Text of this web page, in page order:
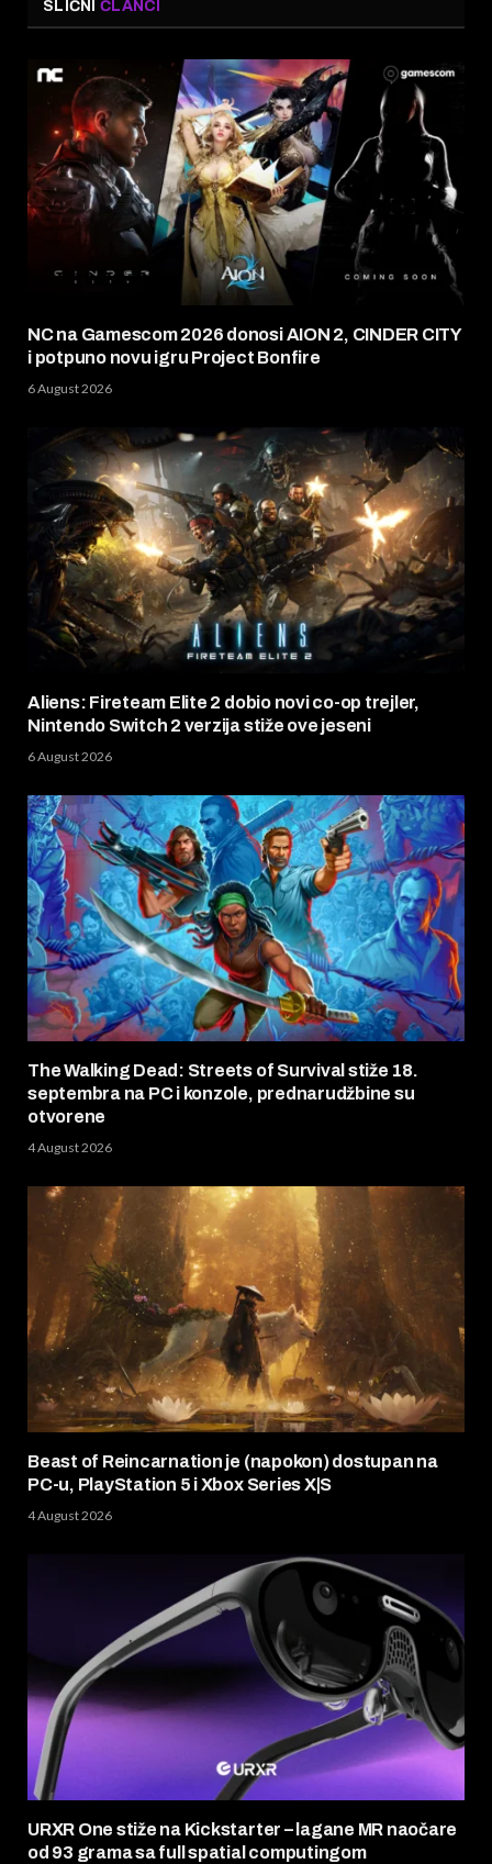
SLIČNI ČLANCI
NC na Gamescom 2026 donosi AION 2, CINDER CITY
i potpuno novu igru Project Bonfire
6 August 2026
Aliens: Fireteam Elite 2 dobio novi co-op trejler,
Nintendo Switch 2 verzija stiže ove jeseni
6 August 2026
The Walking Dead: Streets of Survival stiže 18.
septembra na PC i konzole, prednarudžbine su
otvorene
4 August 2026
Beast of Reincarnation je (napokon) dostupan na
PC-u, PlayStation 5 i Xbox Series X|S
4 August 2026
URXR One stiže na Kickstarter – lagane MR naočare
od 93 grama sa full spatial computingom